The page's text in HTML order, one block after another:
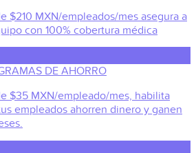
$210 MXN/empleados/mes asegura a
con 100% cobertura médica
DE AHORRO
$35 MXN/empleado/mes, habilita
empleados ahorren dinero y ganen